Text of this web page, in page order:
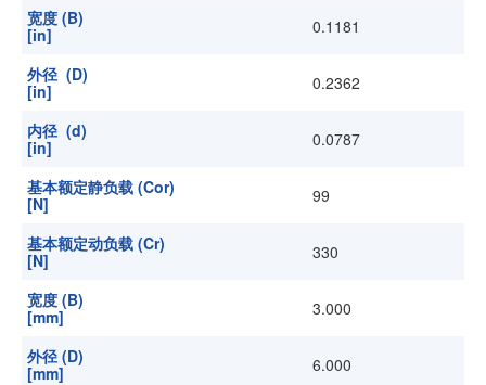
宽度 (B)
[in]
0.1181
外径 (D)
[in]
0.2362
内径 (d)
[in]
0.0787
基本额定静负载 (Cor)
[N]
99
基本额定动负载 (Cr)
[N]
330
宽度 (B)
[mm]
3.000
外径 (D)
[mm]
6.000